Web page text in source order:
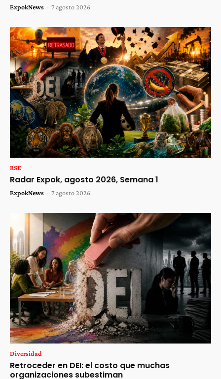
ExpokNews - 7 agosto 2026
RSE
Radar Expok, agosto 2026, Semana 1
ExpokNews - 7 agosto 2026
Diversidad
Retroceder en DEI: el costo que muchas
organizaciones subestiman